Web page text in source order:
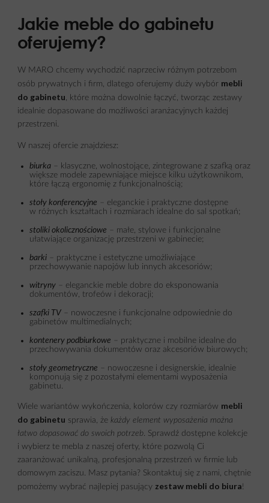
Jakie meble do gabinetu
oferujemy?
W MARO chcemy wychodzić naprzeciw różnym potrzebom
osób prywatnych i firm, dlatego oferujemy duży wybór mebli
do gabinetu , które można dowolnie łączyć, tworząc zestawy
idealnie dopasowane do możliwości aranżacyjnych każdej
przestrzeni.
W naszej ofercie znajdziesz:
biurka – klasyczne, wolnostojące, zintegrowane z szafką oraz
większe modele zapewniające miejsce kilku użytkownikom,
które łączą ergonomię z funkcjonalnością;
stoły konferencyjne – eleganckie i praktyczne dostępne
w różnych kształtach i rozmiarach idealne do sal spotkań;
stoliki okolicznościowe – małe, stylowe i funkcjonalne
ułatwiające organizację przestrzeni w gabinecie;
barki – praktyczne i estetyczne umożliwiające
przechowywanie napojów lub innych akcesoriów;
witryny – eleganckie meble dobre do eksponowania
dokumentów, trofeów i dekoracji;
szafki TV – nowoczesne i funkcjonalne odpowiednie do
gabinetów multimedialnych;
kontenery podbiurkowe – praktyczne i mobilne idealne do
przechowywania dokumentów oraz akcesoriów biurowych;
stoły geometryczne – nowoczesne i designerskie, idealnie
komponują się z pozostałymi elementami wyposażenia
gabinetu.
Wiele wariantów wykończenia, kolorów czy rozmiarów mebli
do gabinetu sprawia, że każdy element wyposażenia można
łatwo dopasować do swoich potrzeb . Sprawdź dostępne kolekcje
i wybierz te mebla z naszej oferty, które pozwolą Ci
zaaranżować unikalną, profesjonalną przestrzeń w firmie lub
domowym zaciszu. Masz pytania? Skontaktuj się z nami, chętnie
pomożemy wybrać najlepiej pasujący zestaw mebli do biura!